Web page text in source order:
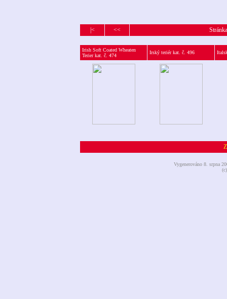
|< <<
Irish Soft Coated Wheaten
Terier kat. č. 474
Irský teriér kat. č. 496
Vygenerováno 8. srpna